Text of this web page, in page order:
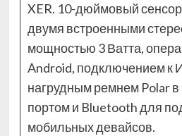
XER. 10-дюймовый
двумя встроенными
мощностью 3 Ватта,
Android, подключением к
нагрудным ремнем Polar в
портом и Bluetooth для
мобильных девайсов.